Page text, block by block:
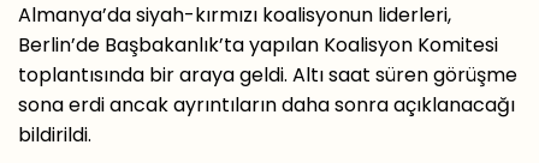
Almanya’da siyah-kırmızı koalisyonun liderleri,
Berlin’de Başbakanlık’ta yapılan Koalisyon Komitesi
toplantısında bir araya geldi. Altı saat süren görüşme
sona erdi ancak ayrıntıların daha sonra açıklanacağı
bildirildi.